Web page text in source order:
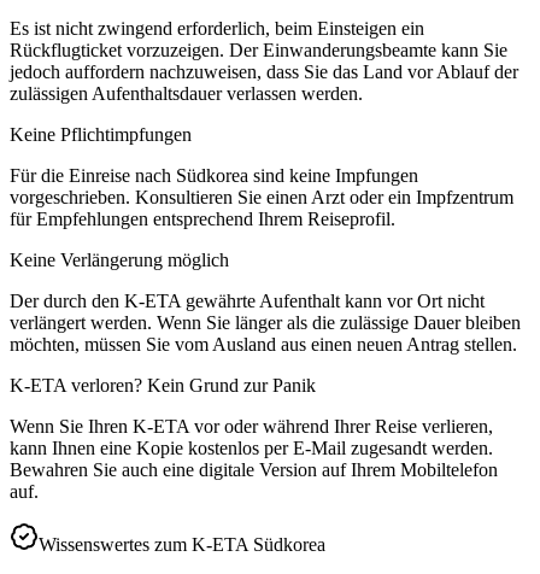
Es ist nicht zwingend erforderlich, beim Einsteigen ein
Rückflugticket vorzuzeigen. Der Einwanderungsbeamte kann Sie
jedoch auffordern nachzuweisen, dass Sie das Land vor Ablauf der
zulässigen Aufenthaltsdauer verlassen werden.
Keine Pflichtimpfungen
Für die Einreise nach Südkorea sind keine Impfungen
vorgeschrieben. Konsultieren Sie einen Arzt oder ein Impfzentrum
für Empfehlungen entsprechend Ihrem Reiseprofil.
Keine Verlängerung möglich
Der durch den K-ETA gewährte Aufenthalt kann vor Ort nicht
verlängert werden. Wenn Sie länger als die zulässige Dauer bleiben
möchten, müssen Sie vom Ausland aus einen neuen Antrag stellen.
K-ETA verloren? Kein Grund zur Panik
Wenn Sie Ihren K-ETA vor oder während Ihrer Reise verlieren,
kann Ihnen eine Kopie kostenlos per E-Mail zugesandt werden.
Bewahren Sie auch eine digitale Version auf Ihrem Mobiltelefon
auf.
Wissenswertes zum K-ETA Südkorea